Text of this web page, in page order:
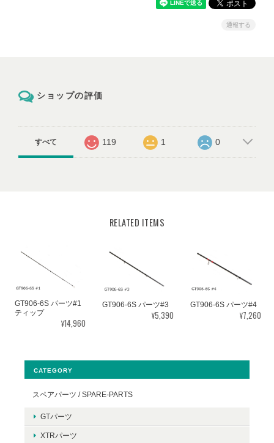
通報する
ショップの評価
すべて 119 1 0
RELATED ITEMS
GT906-6S パーツ#1
ティップ
¥14,960
GT906-6S パーツ#3
¥5,390
GT906-6S パーツ#4
¥7,260
CATEGORY
スペアパーツ / SPARE-PARTS
GTパーツ
XTRパーツ